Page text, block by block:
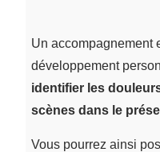
Un accompagnement
développement
identifier les
scènes dans le
Vous pourrez ainsi